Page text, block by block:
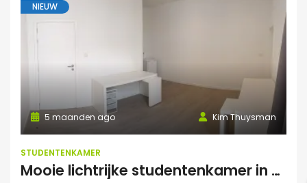
NIEUW
Kim Thuysman
5 maanden ago
STUDENTENKAMER
Mooie lichtrijke studentenkamer in hartje Mechelen! (46m2, 2 pers mogelijk)